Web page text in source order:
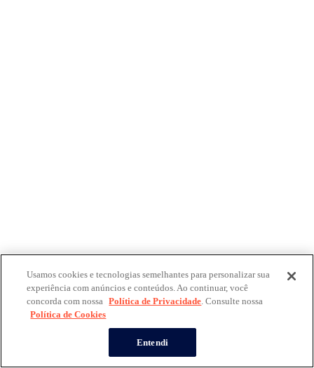
Usamos cookies e tecnologias semelhantes para personalizar sua
experiência com anúncios e conteúdos. Ao continuar, você
concorda com nossa Política de Privacidade. Consulte nossa
Política de Cookies
Entendi